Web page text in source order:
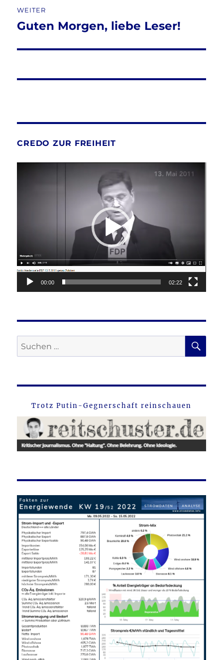
WEITER
Nächster
Guten Morgen, liebe Leser!
CREDO ZUR FREIHEIT
00:00 02:22
Suche
nach:
Trotz Putin-Gegnerschaft reinschauen